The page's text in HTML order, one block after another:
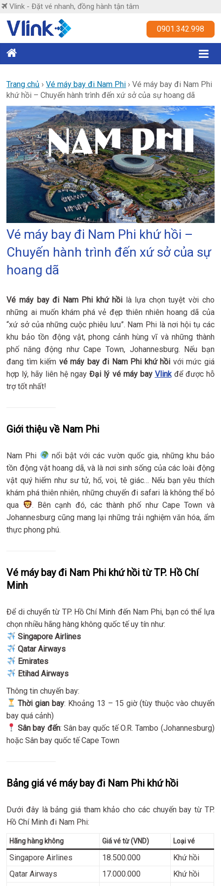
Skip
content
Vlink - Đặt vé nhanh, đồng hành tận tâm
Vlink
nhanh,
đồng
hành
tận
tâm
0901.342.998
Trang chủ ›Vé máy bay đi Nam Phi ›Vé máy bay đi Nam Phi
khứ hồi – Chuyến hành trình đến xứ sở của sự hoang dã
Vé máy bay đi Nam Phi khứ hồi –
Chuyến hành trình đến xứ sở của sự
hoang dã
Vé máy bay đi Nam Phi khứ hồi là lựa chọn tuyệt vời cho
những ai muốn khám phá vẻ đẹp thiên nhiên hoang dã của
“xứ sở của những cuộc phiêu lưu”. Nam Phi là nơi hội tụ các
khu bảo tồn động vật, phong cảnh hùng vĩ và những thành
phố năng động như Cape Town, Johannesburg. Nếu bạn
đang tìm kiếm vé máy bay đi Nam Phi khứ hồi với mức giá
hợp lý, hãy liên hệ ngayĐại lý vé máy bay Vlinkđể được hỗ
trợ tốt nhất!
Giới thiệu về Nam Phi
Nam Phi
nổi bật với các vườn quốc gia, những khu bảo
tồn động vật hoang dã, và là nơi sinh sống của các loài động
vật quý hiếm như sư tử, hổ, voi, tê giác… Nếu bạn yêu thích
khám phá thiên nhiên, những chuyến đi safari là không thể bỏ
qua
. Bên cạnh đó, các thành phố như Cape Town và
Johannesburg cũng mang lại những trải nghiệm văn hóa, ẩm
thực phong phú.
Vé máy bay đi Nam Phi khứ hồi từ TP. Hồ Chí
Minh
Để di chuyển từ TP. Hồ Chí Minh đến Nam Phi, bạn có thể lựa
chọn nhiều hãng hàng không quốc tế uy tín như:
Singapore Airlines
Qatar Airways
Emirates
Etihad Airways
Thông tin chuyến bay:
Thời gian bay: Khoảng 13 – 15 giờ (tùy thuộc vào chuyến
bay quá cảnh)
Sân bay đến: Sân bay quốc tế O.R. Tambo (Johannesburg)
hoặc Sân bay quốc tế Cape Town
Bảng giá vé máy bay đi Nam Phi khứ hồi
Dưới đây là bảng giá tham khảo cho các chuyến bay từ TP.
Hồ Chí Minh đi Nam Phi:
Hãng hàng không Giá vé từ (VND) Loại vé
Singapore Airlines 18.500.000
Khứ hồi
Qatar Airways
17.000.000
Khứ hồi